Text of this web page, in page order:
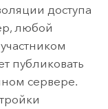
доступа
любой
публиковать
сервере.